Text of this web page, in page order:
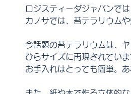
ロジスティーダジャパンで
カノサでは、苔テラリウム
今話題の苔テラリウムは、
ひらサイズに再現されていま
お手入れはとっても簡単。